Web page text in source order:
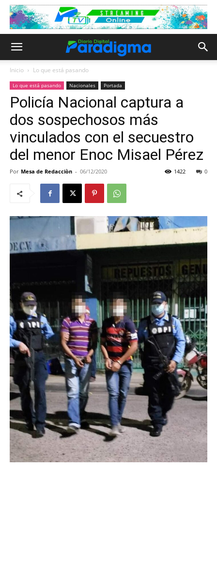
Inicio Lo que está pasando
Lo que está pasando Nacionales Portada
Policía Nacional captura a
dos sospechosos más
vinculados con el secuestro
del menor Enoc Misael Pérez
Por Mesa de Redacciòn - 06/12/2020 0
1422